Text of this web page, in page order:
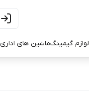
لوازم گیمینگماشین های اداری